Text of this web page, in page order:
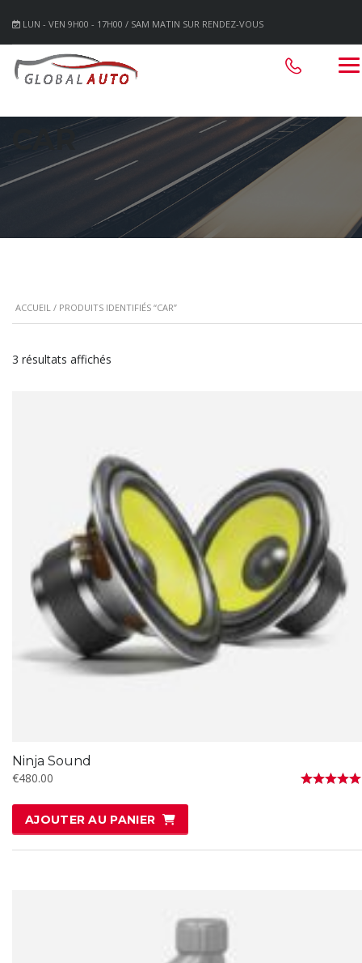
LUN - VEN 9H00 - 17H00 / SAM MATIN SUR RENDEZ-VOUS
CAR
ACCUEIL / PRODUITS IDENTIFIÉS “CAR”
3 résultats affichés
Ninja Sound
€480.00
AJOUTER AU PANIER